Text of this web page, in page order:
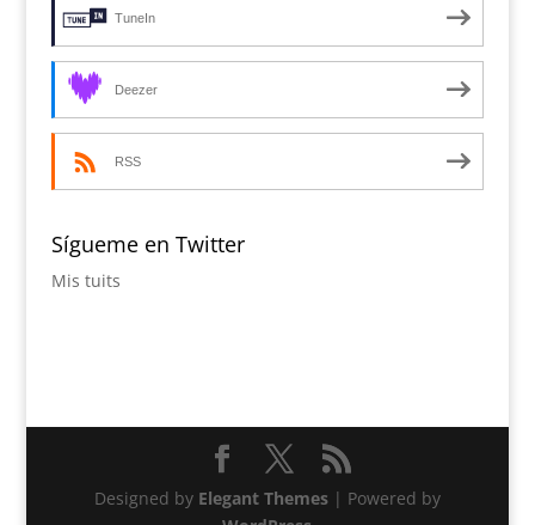
TuneIn
Deezer
RSS
Sígueme en Twitter
Mis tuits
Designed by Elegant Themes| Powered by